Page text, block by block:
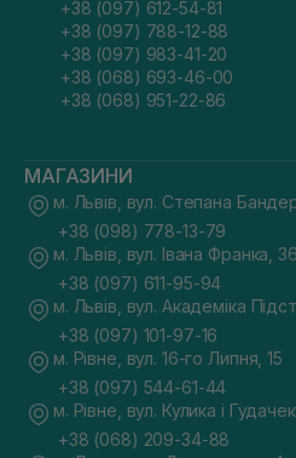
+38 (097) 612-54-81
+38 (097) 788-12-88
+38 (097) 983-41-20
+38 (068) 693-46-00
+38 (068) 951-22-86
МАГАЗИНИ
м. Львів, вул. Степана
+38 (098) 778-13-79
м. Львів, вул. Івана Франка, 36
+38 (097) 611-95-94
м. Львів, вул. Академіка
+38 (097) 101-97-16
м. Рівне, вул. 16-го Липня, 15
+38 (097) 544-61-44
м. Рівне, вул. Кулика і
+38 (068) 209-34-88